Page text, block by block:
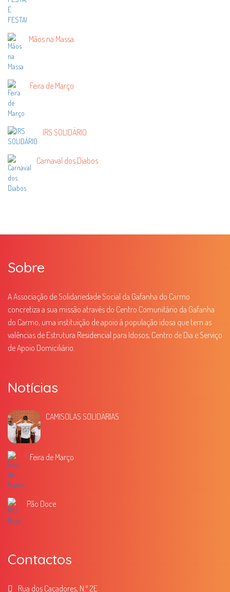
Mãos na Massa
Feira de Março
IRS SOLIDÁRIO
Carnaval dos Diabos
Sobre
A Associação de Solidariedade Social da Gafanha do Carmo
concretiza a sua missão através do Centro Comunitário da Gafanha
do Carmo, uma instituição de apoio à população idosa que tem as
valências de Estrutura Residencial para Idosos, Centro de Dia e Serviço
de Apoio Domiciliário.
Notícias
CAMISOLAS SOLIDÁRIAS
Feira de Março
Pão Doce
Contactos
Rua dos Caçadores, N.º 2E